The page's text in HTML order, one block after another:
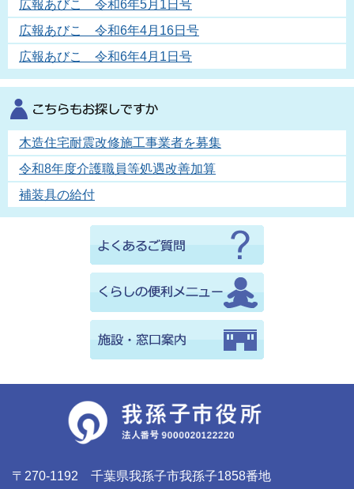
広報あびこ 令和6年5月1日号
広報あびこ 令和6年4月16日号
広報あびこ 令和6年4月1日号
木造住宅耐震改修施工事業者を募集
令和8年度介護職員等処遇改善加算
補装具の給付
〒270-1192 千葉県我孫子市我孫子1858番地